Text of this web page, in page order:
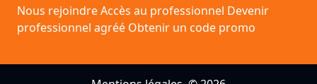
Nous rejoindreAccès au professionnel Devenir
professionnel agréé Obtenir un code promo